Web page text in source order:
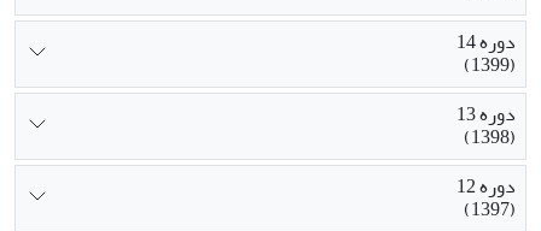
دوره 14
(1399)
دوره 13
(1398)
دوره 12
(1397)